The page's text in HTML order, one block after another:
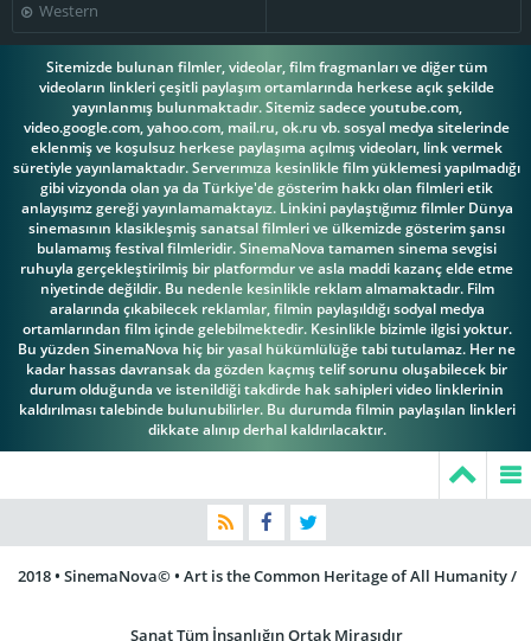
Keone Young Kevin Costner Kim Stanley
Lane Smith Lee de Broux M.C. Gainey
Matthew
Goldsby
Patricia Gaul Paul Keith
Rick May Rod Pilloud Sam Shepard
Western
Sitemizde bulunan filmler, videolar, film fragmanları ve diğer tüm
videoların linkleri çeşitli paylaşım ortamlarında herkese açık şekilde
yayınlanmış bulunmaktadır. Sitemiz sadece youtube.com,
video.google.com, yahoo.com, mail.ru, ok.ru vb. sosyal medya sitelerinde
eklenmiş ve koşulsuz herkese paylaşıma açılmış videoları, link vermek
süretiyle yayınlamaktadır. Serverımıza kesinlikle film yüklemesi yapılmadığı
gibi vizyonda olan ya da Türkiye'de gösterim hakkı olan filmleri etik
anlayışımz gereği yayınlamamaktayız. Linkini paylaştığımız filmler Dünya
sinemasının klasikleşmiş sanatsal filmleri ve ülkemizde gösterim şansı
bulamamış festival filmleridir. SinemaNova tamamen sinema sevgisi
ruhuyla gerçekleştirilmiş bir platformdur ve asla maddi kazanç elde etme
niyetinde değildir. Bu nedenle kesinlikle reklam almamaktadır. Film
aralarında çıkabilecek reklamlar, filmin paylaşıldığı sodyal medya
ortamlarından film içinde gelebilmektedir. Kesinlikle bizimle ilgisi yoktur.
Bu yüzden SinemaNova hiç bir yasal hükümlülüğe tabi tutulamaz. Her ne
kadar hassas davransak da gözden kaçmış telif sorunu oluşabilecek bir
durum olduğunda ve istenildiği takdirde hak sahipleri video linklerinin
kaldırılması talebinde bulunubilirler. Bu durumda filmin paylaşılan linkleri
dikkate alınıp derhal kaldırılacaktır.
2018 • SinemaNova© • Art is the Common Heritage of All Humanity /
Sanat Tüm İnsanlığın Ortak Mirasıdır